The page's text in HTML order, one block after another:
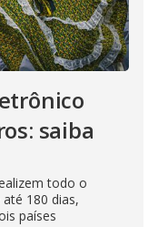
saiba
todo o
180 dias,
países